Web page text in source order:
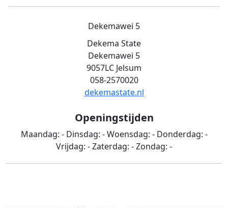
Dekemawei 5
Dekema State
Dekemawei 5
9057LC Jelsum
058-2570020
dekemastate.nl
Openingstijden
Maandag: - Dinsdag: -Woensdag: - Donderdag: -
Vrijdag: -Zaterdag: -Zondag: -